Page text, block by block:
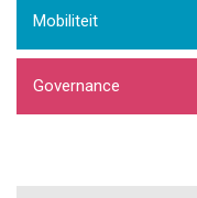
Mobiliteit
Governance